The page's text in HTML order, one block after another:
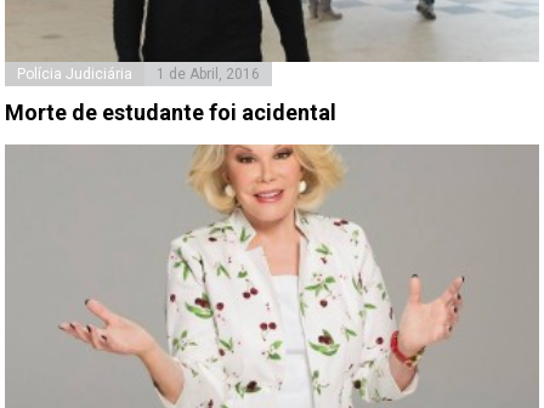
Polícia Judiciária 1 de Abril, 2016
Morte de estudante foi acidental